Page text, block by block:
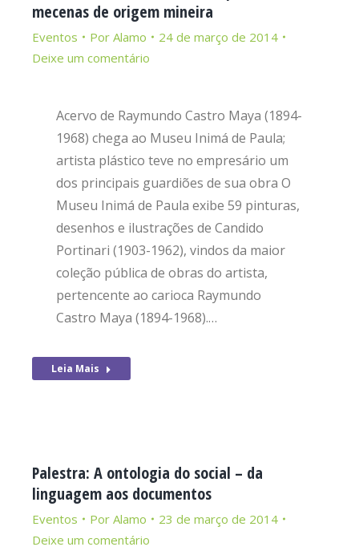
mecenas de origem mineira
Eventos Por Alamo
24 de março de 2014
Deixe um comentário
Acervo de Raymundo Castro Maya (1894-
1968) chega ao Museu Inimá de Paula;
artista plástico teve no empresário um
dos principais guardiões de sua obra O
Museu Inimá de Paula exibe 59 pinturas,
desenhos e ilustrações de Candido
Portinari (1903-1962), vindos da maior
coleção pública de obras do artista,
pertencente ao carioca Raymundo
Castro Maya (1894-1968).…
Leia Mais
Palestra: A ontologia do social – da
linguagem aos documentos
Eventos Por Alamo
23 de março de 2014
Deixe um comentário